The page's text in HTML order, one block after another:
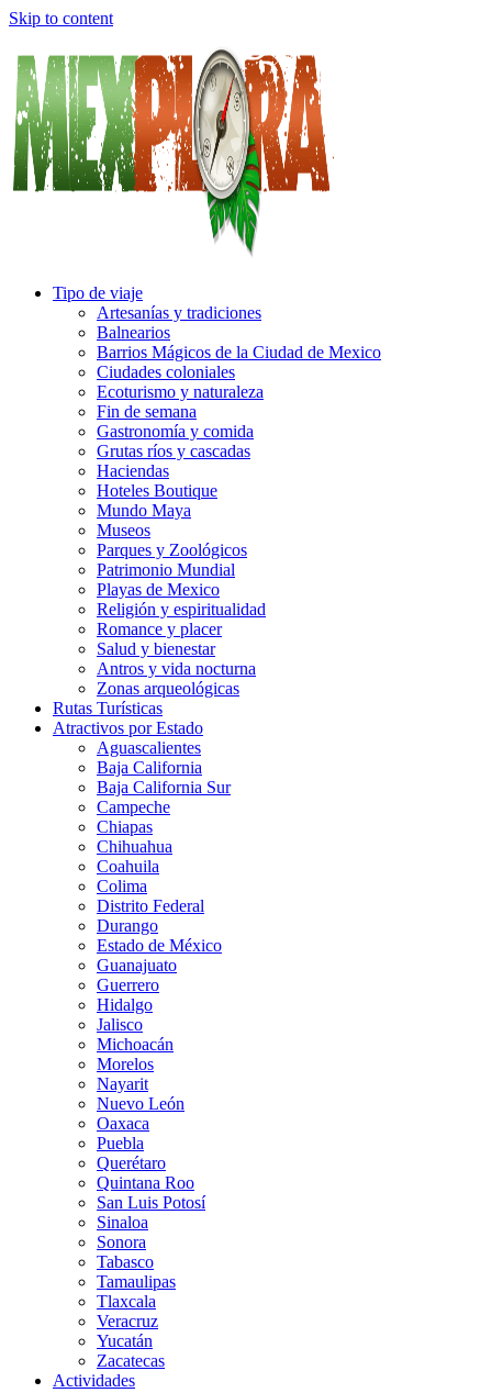
Skip to content
Tipo de viaje
Artesanías y tradiciones
Balnearios
Barrios Mágicos de la Ciudad de Mexico
Ciudades coloniales
Ecoturismo y naturaleza
Fin de semana
Gastronomía y comida
Grutas ríos y cascadas
Haciendas
Hoteles Boutique
Mundo Maya
Museos
Parques y Zoológicos
Patrimonio Mundial
Playas de Mexico
Religión y espiritualidad
Romance y placer
Salud y bienestar
Antros y vida nocturna
Zonas arqueológicas
Rutas Turísticas
Atractivos por Estado
Aguascalientes
Baja California
Baja California Sur
Campeche
Chiapas
Chihuahua
Coahuila
Colima
Distrito Federal
Durango
Estado de México
Guanajuato
Guerrero
Hidalgo
Jalisco
Michoacán
Morelos
Nayarit
Nuevo León
Oaxaca
Puebla
Querétaro
Quintana Roo
San Luis Potosí
Sinaloa
Sonora
Tabasco
Tamaulipas
Tlaxcala
Veracruz
Yucatán
Zacatecas
Actividades